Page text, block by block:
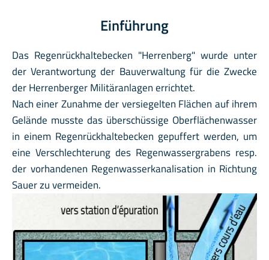
Einführung
Das Regenrückhaltebecken "Herrenberg" wurde unter
der Verantwortung der Bauverwaltung für die Zwecke
der Herrenberger Militäranlagen errichtet.
Nach einer Zunahme der versiegelten Flächen auf ihrem
Gelände musste das überschüssige Oberflächenwasser
in einem Regenrückhaltebecken gepuffert werden, um
eine Verschlechterung des Regenwassergrabens resp.
der vorhandenen Regenwasserkanalisation in Richtung
Sauer zu vermeiden.